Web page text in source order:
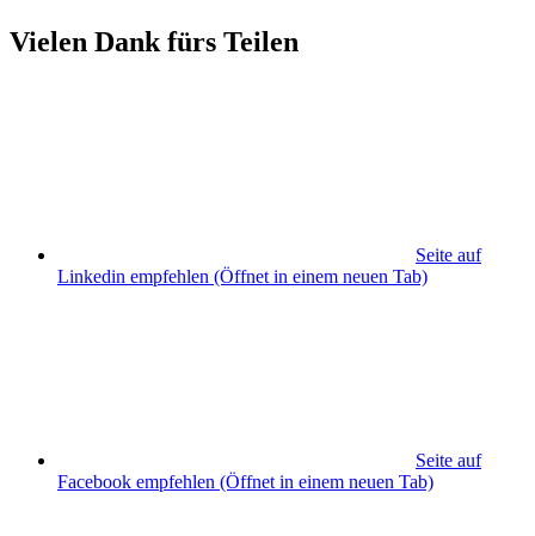
Vielen Dank fürs Teilen
Seite auf
Linkedin empfehlen (Öffnet in einem neuen Tab)
Seite auf
Facebook empfehlen (Öffnet in einem neuen Tab)